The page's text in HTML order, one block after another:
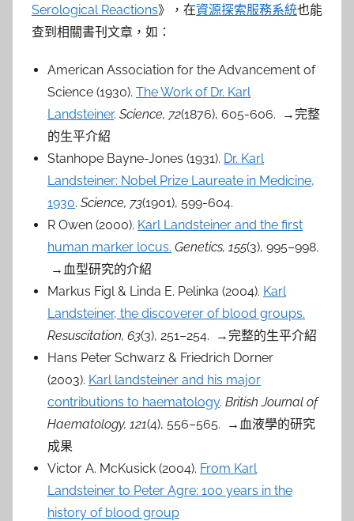
Serological Reactions》，在資源探索服務系統也能
查到相關書刊文章，如：
American Association for the Advancement of
Science (1930). The Work of Dr. Karl
Landsteiner. Science, 72(1876), 605-606. →完整
的生平介紹
Stanhope Bayne-Jones (1931). Dr. Karl
Landsteiner: Nobel Prize Laureate in Medicine,
1930. Science, 73(1901), 599-604.
R Owen (2000). Karl Landsteiner and the first
human marker locus. Genetics, 155(3), 995–998.
→血型研究的介紹
Markus Figl & Linda E. Pelinka (2004). Karl
Landsteiner, the discoverer of blood groups.
Resuscitation, 63(3), 251–254. →完整的生平介紹
Hans Peter Schwarz & Friedrich Dorner
(2003). Karl landsteiner and his major
contributions to haematology. British Journal of
Haematology, 121(4), 556–565. →血液學的研究
成果
Victor A. McKusick (2004). From Karl
Landsteiner to Peter Agre: 100 years in the
history of blood group